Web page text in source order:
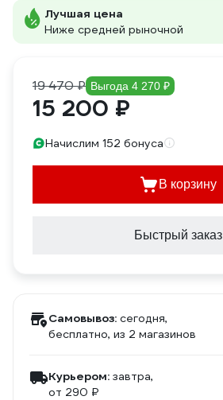
Лучшая цена
Ниже средней рыночной
19 470 ₽ Выгода 4 270 ₽
15 200 ₽
Начислим 152 бонуса
В корзину
Быстрый заказ
Самовывоз: сегодня,
бесплатно, из 2 магазинов
Курьером: завтра,
от 290 ₽